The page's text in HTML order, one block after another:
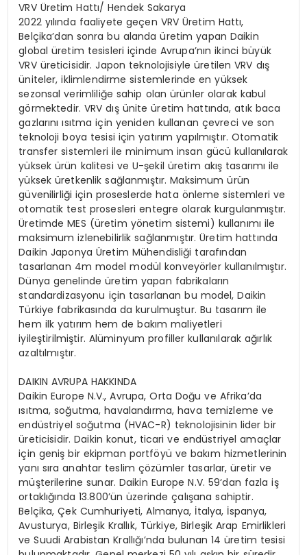
VRV Üretim Hattı/ Hendek Sakarya
2022 yılında faaliyete geçen VRV Üretim Hattı,
Belçika’dan sonra bu alanda üretim yapan Daikin
global üretim tesisleri içinde Avrupa’nın ikinci büyük
VRV üreticisidir. Japon teknolojisiyle üretilen VRV dış
üniteler, iklimlendirme sistemlerinde en yüksek
sezonsal verimliliğe sahip olan ürünler olarak kabul
görmektedir. VRV dış ünite üretim hattında, atık baca
gazlarını ısıtma için yeniden kullanan çevreci ve son
teknoloji boya tesisi için yatırım yapılmıştır. Otomatik
transfer sistemleri ile minimum insan gücü kullanılarak
yüksek ürün kalitesi ve U-şekil üretim akış tasarımı ile
yüksek üretkenlik sağlanmıştır. Maksimum ürün
güvenilirliği için proseslerde hata önleme sistemleri ve
otomatik test prosesleri entegre olarak kurgulanmıştır.
Üretimde MES (üretim yönetim sistemi) kullanımı ile
maksimum izlenebilirlik sağlanmıştır. Üretim hattında
Daikin Japonya Üretim Mühendisliği tarafından
tasarlanan 4m model modül konveyörler kullanılmıştır.
Dünya genelinde üretim yapan fabrikaların
standardizasyonu için tasarlanan bu model, Daikin
Türkiye fabrikasında da kurulmuştur. Bu tasarım ile
hem ilk yatırım hem de bakım maliyetleri
iyileştirilmiştir. Alüminyum profiller kullanılarak ağırlık
azaltılmıştır.
DAIKIN AVRUPA HAKKINDA
Daikin Europe N.V., Avrupa, Orta Doğu ve Afrika’da
ısıtma, soğutma, havalandırma, hava temizleme ve
endüstriyel soğutma (HVAC-R) teknolojisinin lider bir
üreticisidir. Daikin konut, ticari ve endüstriyel amaçlar
için geniş bir ekipman portföyü ve bakım hizmetlerinin
yanı sıra anahtar teslim çözümler tasarlar, üretir ve
müşterilerine sunar. Daikin Europe N.V. 59‘dan fazla iş
ortaklığında 13.800’ün üzerinde çalışana sahiptir.
Belçika, Çek Cumhuriyeti, Almanya, İtalya, İspanya,
Avusturya, Birleşik Krallık, Türkiye, Birleşik Arap Emirlikleri
ve Suudi Arabistan Krallığı’nda bulunan 14 üretim tesisi